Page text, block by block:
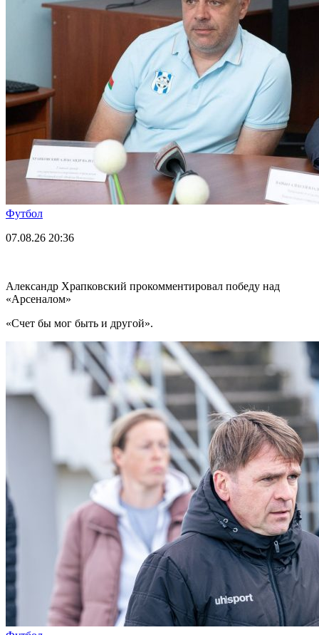
Футбол
07.08.26 20:36
Александр Храпковский прокомментировал победу над
«Арсеналом»
«Счет бы мог быть и другой».